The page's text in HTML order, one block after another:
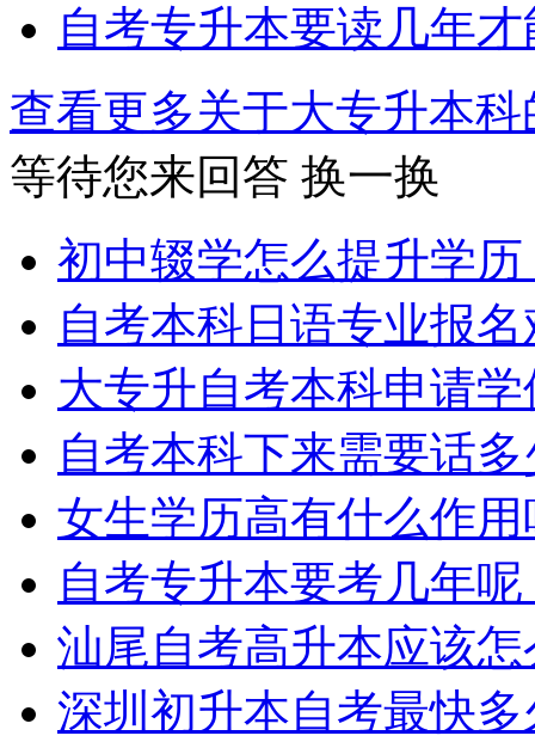
自考专升本要读几年
查看更多关于大专升本科
等待您来回答 换一换
初中辍学怎么提升学历
自考本科日语专业报
大专升自考本科申请
自考本科下来需要话
女生学历高有什么作用
自考专升本要考几年呢
汕尾自考高升本应该
深圳初升本自考最快